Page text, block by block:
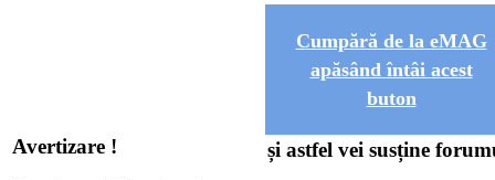
Avertizare !
Cumpără de la eMAG
apăsând întâi acest
buton
și astfel vei susține